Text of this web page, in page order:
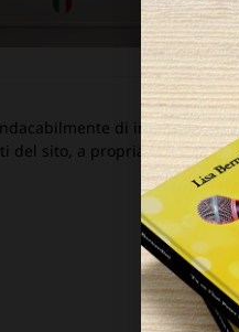
di inserire,
del sito, a propria discrezione.